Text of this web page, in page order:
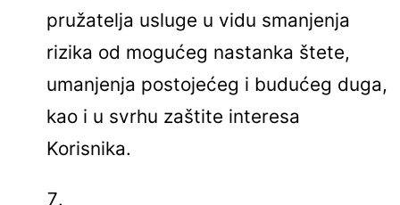
pružatelja usluge u vidu smanjenja
rizika od mogućeg nastanka štete,
umanjenja postojećeg i budućeg duga,
kao i u svrhu zaštite interesa
Korisnika.